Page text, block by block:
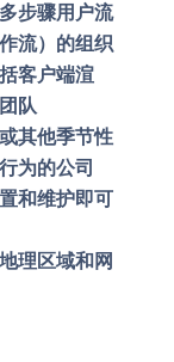
步骤用户流
流）的组织
客户端渲
队
其他季节性
为的公司
和维护即可
理区域和网